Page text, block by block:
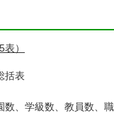
）
総括表
級数、教員数、職員